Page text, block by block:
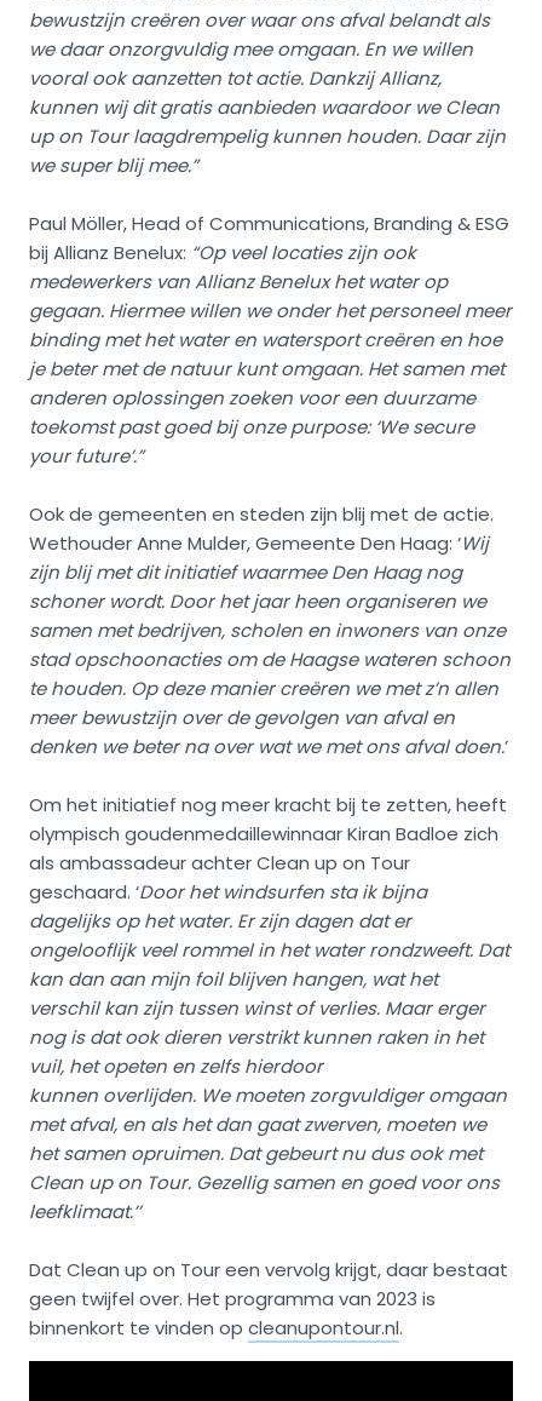
bewustzijn creëren over waar ons afval belandt als
we daar onzorgvuldig mee omgaan. En we willen
vooral ook aanzetten tot actie. Dankzij Allianz,
kunnen wij dit gratis aanbieden waardoor we Clean
up on Tour laagdrempelig kunnen houden. Daar zijn
we super blij mee.”
Paul Möller, Head of Communications, Branding & ESG
bij Allianz Benelux: “Op veel locaties zijn ook
medewerkers van Allianz Benelux het water op
gegaan. Hiermee willen we onder het personeel meer
binding met het water en watersport creëren en hoe
je beter met de natuur kunt omgaan. Het samen met
anderen oplossingen zoeken voor een duurzame
toekomst past goed bij onze purpose: ‘We secure
your future’.”
Ook de gemeenten en steden zijn blij met de actie.
Wethouder Anne Mulder, Gemeente Den Haag: ‘Wij
zijn blij met dit initiatief waarmee Den Haag nog
schoner wordt. Door het jaar heen organiseren we
samen met bedrijven, scholen en inwoners van onze
stad opschoonacties om de Haagse wateren schoon
te houden. Op deze manier creëren we met z’n allen
meer bewustzijn over de gevolgen van afval en
denken we beter na over wat we met ons afval doen.’
Om het initiatief nog meer kracht bij te zetten, heeft
olympisch goudenmedaillewinnaar Kiran Badloe zich
als ambassadeur achter Clean up on Tour
geschaard. ‘Door het windsurfen sta ik bijna
dagelijks op het water. Er zijn dagen dat er
ongelooflijk veel rommel in het water rondzweeft. Dat
kan dan aan mijn foil blijven hangen, wat het
verschil kan zijn tussen winst of verlies. Maar erger
nog is dat ook dieren verstrikt kunnen raken in het
vuil, het opeten en zelfs hierdoor
kunnen overlijden. We moeten zorgvuldiger omgaan
met afval, en als het dan gaat zwerven, moeten we
het samen opruimen. Dat gebeurt nu dus ook met
Clean up on Tour. Gezellig samen en goed voor ons
leefklimaat.’’
Dat Clean up on Tour een vervolg krijgt, daar bestaat
geen twijfel over. Het programma van 2023 is
binnenkort te vinden op cleanupontour.nl.